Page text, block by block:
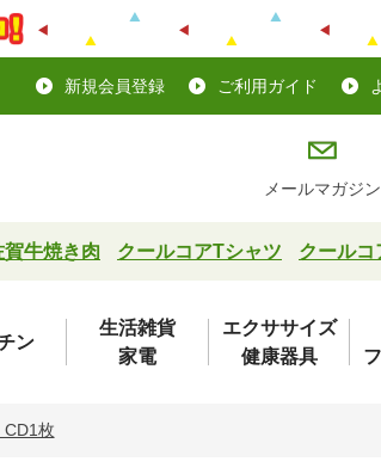
新規会員登録 ご利用ガイド
メールマガジン
賀牛焼き肉 クールコアTシャツ クールコ
ン
生活雑貨
家電
エクササイズ
健康器具
枚